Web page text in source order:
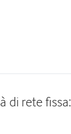
di rete fissa: